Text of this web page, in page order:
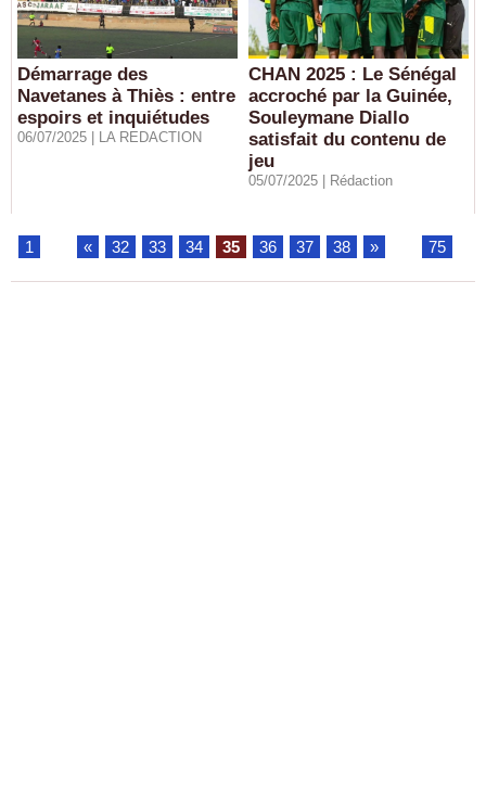
Démarrage des
Navetanes à Thiès : entre
espoirs et inquiétudes
06/07/2025 | LA REDACTION
CHAN 2025 : Le Sénégal
accroché par la Guinée,
Souleymane Diallo
satisfait du contenu de
jeu
05/07/2025 | Rédaction
1 « 32 33 34 35 36 37 38 » 75